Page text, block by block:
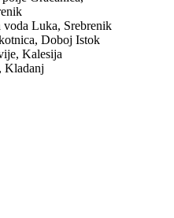
voda Luka, Srebrenik
Doboj Istok
Kalesija
Kladanj